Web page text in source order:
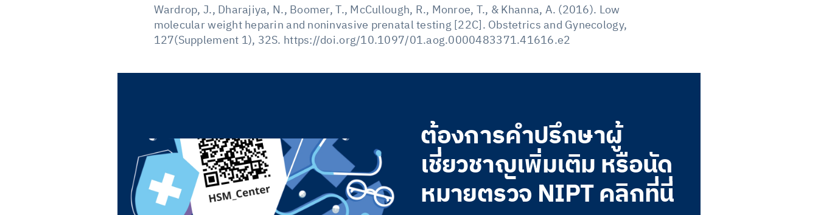
Wardrop, J., Dharajiya, N., Boomer, T., McCullough, R., Monroe, T., & Khanna, A. (2016). Low
molecular weight heparin and noninvasive prenatal testing [22C]. Obstetrics and Gynecology,
127(Supplement 1), 32S. https://doi.org/10.1097/01.aog.0000483371.41616.e2
ต้องการคำปรึกษาผู้
เชี่ยวชาญเพิ่มเติม หรือนัด
หมายตรวจ NIPT คลิกที่นี่